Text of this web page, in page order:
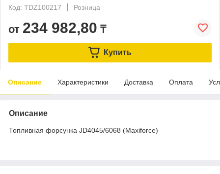
Код: TDZ100217
Розница
от 234 982,80 ₸
Купить
Описание Характеристики Доставка Оплата
Описание
Топливная форсунка JD4045/6068 (Maxiforce)